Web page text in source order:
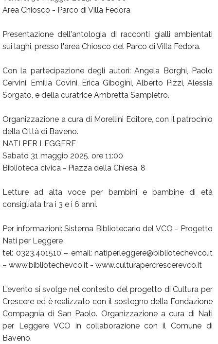
Area Chiosco - Parco di Villa Fedora
Presentazione dell'antologia di racconti gialli ambientati
sui laghi, presso l'area Chiosco del Parco di Villa Fedora.
Con la partecipazione degli autori: Angela Borghi, Paolo
Cervini, Emilia Covini, Erica Gibogini, Alberto Pizzi, Alessia
Sorgato, e della curatrice Ambretta Sampietro.
Organizzazione a cura di Morellini Editore, con il patrocinio
della Città di Baveno.
NATI PER LEGGERE
Sabato 31 maggio 2025, ore 11:00
Biblioteca civica - Piazza della Chiesa, 8
Letture ad alta voce per bambini e bambine di età
consigliata tra i 3 e i 6 anni.
Per informazioni: Sistema Bibliotecario del VCO - Progetto
Nati per Leggere
tel: 0323.401510 – email: natiperleggere@bibliotechevco.it
– www.bibliotechevco.it - www.culturapercrescerevco.it
L'evento si svolge nel contesto del progetto di Cultura per
Crescere ed è realizzato con il sostegno della Fondazione
Compagnia di San Paolo. Organizzazione a cura di Nati
per Leggere VCO in collaborazione con il Comune di
Baveno.